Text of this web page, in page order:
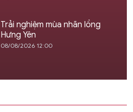
Trải nghiệm mùa nhãn lồng
Hưng Yên
08/08/2026 12:00